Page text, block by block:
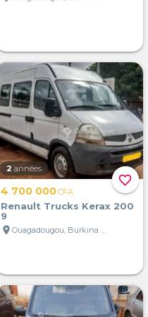
favorite_border
2 années
4 700 000CFA
Renault Trucks Kerax 200
9
location_on
Ouagadougou, Burkina Faso